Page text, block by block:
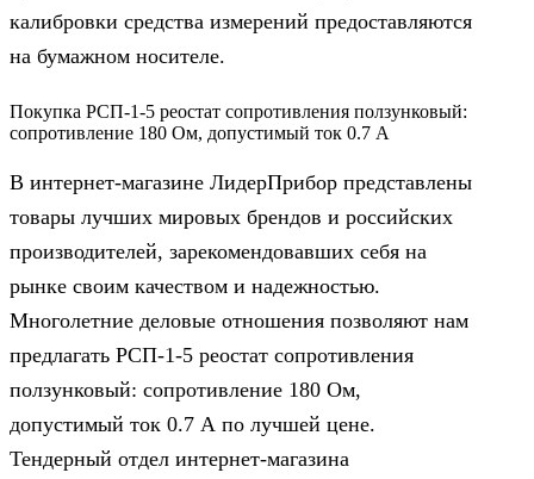
калибровки средства измерений предоставляются
на бумажном носителе.
Покупка РСП-1-5 реостат сопротивления ползунковый:
сопротивление 180 Ом, допустимый ток 0.7 А
В интернет-магазине ЛидерПрибор представлены
товары лучших мировых брендов и российских
производителей, зарекомендовавших себя на
рынке своим качеством и надежностью.
Многолетние деловые отношения позволяют нам
предлагать РСП-1-5 реостат сопротивления
ползунковый: сопротивление 180 Ом,
допустимый ток 0.7 А по лучшей цене.
Тендерный отдел интернет-магазина